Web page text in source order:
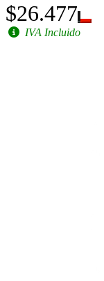
$26.477
IVA Incluido